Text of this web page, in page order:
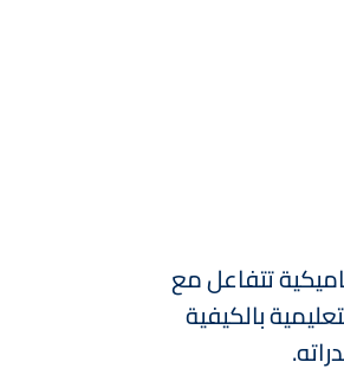
تتفاعل مع
بالكيفية